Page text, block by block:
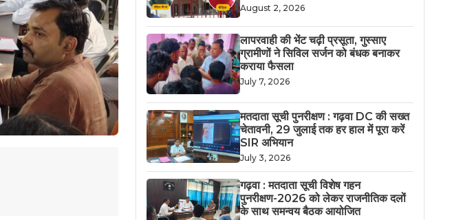
August 2, 2026
लापरवाही की भेंट चढ़ी प्रसूता, गुस्साए
ग्रामीणों ने सिविल सर्जन को बंधक बनाकर
कराया फैसला
July 7, 2026
मतदाता सूची पुनरीक्षण : गढ़वा DC की सख्त
चेतावनी, 29 जुलाई तक हर हाल में पूरा करें
SIR अभियान
July 3, 2026
गढ़वा : मतदाता सूची विशेष गहन
पुनरीक्षण-2026 को लेकर राजनीतिक दलों
के साथ समन्वय बैठक आयोजित